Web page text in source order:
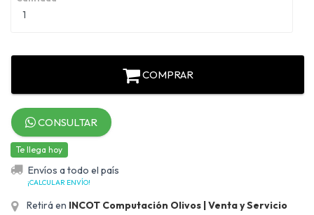
COMPRAR
CONSULTAR
Te llega hoy
Envíos a todo el país
¡CALCULAR ENVÍO!
Retirá en INCOT Computación Olivos | Venta y Servicio